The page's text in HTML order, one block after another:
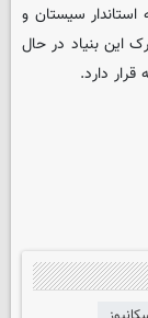
سیستان و
این بنیاد در حال
دارد.